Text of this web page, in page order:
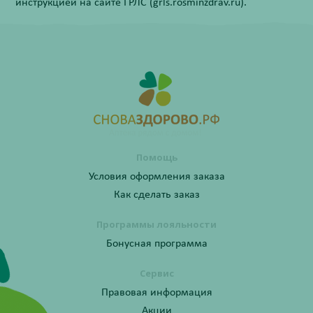
инструкцией на сайте ГРЛС (grls.rosminzdrav.ru).
Помощь
Условия оформления заказа
Как сделать заказ
Программы лояльности
Бонусная программа
Сервис
Правовая информация